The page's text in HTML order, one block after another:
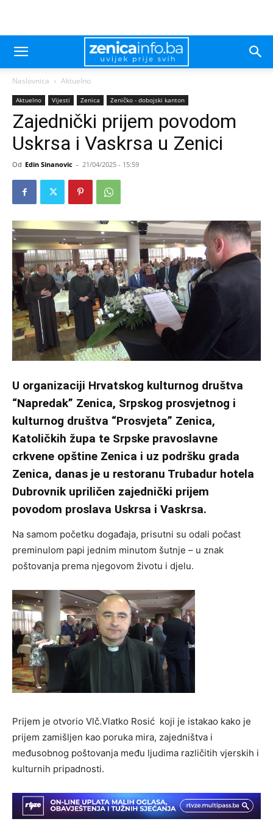
Naslovnica Aktuelno
Aktuelno Vijesti Zenica Zeničko - dobojski kanton
Zajednički prijem povodom
Uskrsa i Vaskrsa u Zenici
Od Edin Sinanovic - 21/04/2025 - 15:59
U organizaciji Hrvatskog kulturnog društva
“Napredak” Zenica, Srpskog prosvjetnog i
kulturnog društva “Prosvjeta” Zenica,
Katoličkih župa te Srpske pravoslavne
crkvene opštine Zenica i uz podršku grada
Zenica, danas je u restoranu Trubadur hotela
Dubrovnik upriličen zajednički prijem
povodom proslava Uskrsa i Vaskrsa.
Na samom početku događaja, prisutni su odali počast
preminulom papi jednim minutom šutnje – u znak
poštovanja prema njegovom životu i djelu.
Prijem je otvorio Vlč.Vlatko Rosić koji je istakao kako je
prijem zamišljen kao poruka mira, zajedništva i
međusobnog poštovanja među ljudima različitih vjerskih i
kulturnih pripadnosti.